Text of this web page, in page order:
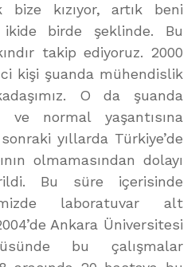
kızıyor, artık beni
ikide birde şeklinde. Bu
takip ediyoruz. 2000
kişi şuanda mühendislik
O da şuanda
ve normal yaşantısına
yıllarda Türkiye’de
olmamasından dolayı
Bu süre içerisinde
laboratuvar alt
Ankara Üniversitesi
bu çalışmalar